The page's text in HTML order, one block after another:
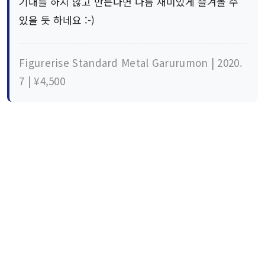
있을 듯 하네요 :-)
Figurerise Standard Metal Garurumon | 2020.
7 | ¥4,500